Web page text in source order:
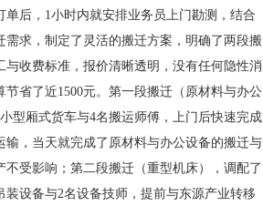
单后，1小时内就安排业务员上门勘测，结合
需求，制定了灵活的搬迁方案，明确了两段搬
与收费标准，报价清晰透明，没有任何隐性消
节省了近1500元。第一段搬迁（原材料与办公
型厢式货车与4名搬运师傅，上门后快速完成
输，当天就完成了原材料与办公设备的搬迁与
不受影响；第二段搬迁（重型机床），调配了
装设备与2名设备技师，提前与东源产业转移